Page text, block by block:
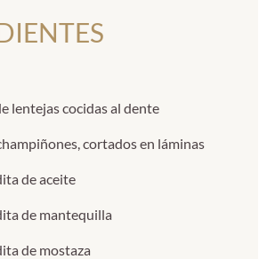
lentejas cocidas al dente
cortados en láminas
de aceite
de mantequilla
de mostaza